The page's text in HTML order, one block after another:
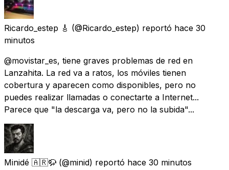
Ricardo_estep 🎸 (@Ricardo_estep) reportó hace 30
minutos
@movistar_es, tiene graves problemas de red en
Lanzahita. La red va a ratos, los móviles tienen
cobertura y aparecen como disponibles, pero no
puedes realizar llamadas o conectarte a Internet...
Parece que "la descarga va, pero no la subida"...
Minidé 🇦🇷🦬 (@minid) reportó hace 30 minutos